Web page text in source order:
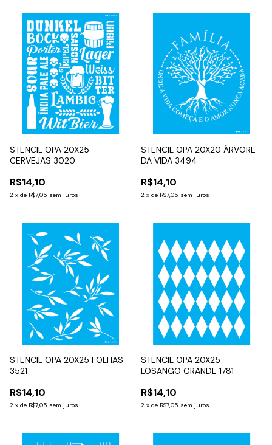
STENCIL OPA 20X25
CERVEJAS 3020
R$14,10
2 x de R$7,05 sem juros
STENCIL OPA 20X20 ÁRVORE
DA VIDA 3494
R$14,10
2 x de R$7,05 sem juros
STENCIL OPA 20X25 FOLHAS
3521
R$14,10
2 x de R$7,05 sem juros
STENCIL OPA 20X25
LOSANGO GRANDE 1781
R$14,10
2 x de R$7,05 sem juros